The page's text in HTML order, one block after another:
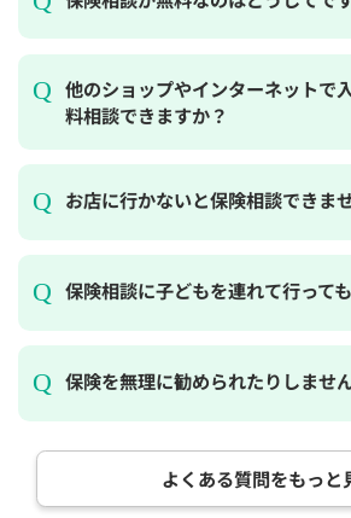
他のショップやインターネットで
料相談できますか？
お店に行かないと保険相談できま
保険相談に子どもを連れて行って
保険を無理に勧められたりしませ
よくある質問をもっと